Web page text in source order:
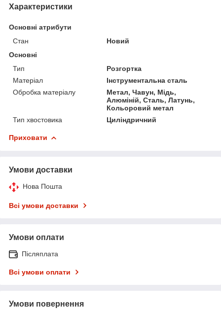
Характеристики
Основні атрибути
Стан
Новий
Основні
Тип
Розгортка
Матеріал
Інструментальна сталь
Обробка матеріалу
Метал, Чавун, Мідь,
Алюміній, Сталь, Латунь,
Кольоровий метал
Тип хвостовика
Циліндричний
Приховати
Умови доставки
Нова Пошта
Всі умови доставки
Умови оплати
Післяплата
Всі умови оплати
Умови повернення